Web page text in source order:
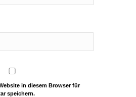
in diesem Browser für
speichern.